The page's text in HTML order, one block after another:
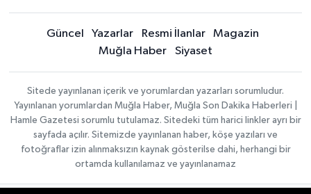
Güncel Yazarlar Resmi İlanlar
Magazin
Muğla Haber
Siyaset
Sitede yayınlanan içerik ve yorumlardan yazarları sorumludur.
Yayınlanan yorumlardan Muğla Haber, Muğla Son Dakika Haberleri |
Hamle Gazetesi sorumlu tutulamaz. Sitedeki tüm harici linkler ayrı bir
sayfada açılır. Sitemizde yayınlanan haber, köşe yazıları ve
fotoğraflar izin alınmaksızın kaynak gösterilse dahi, herhangi bir
ortamda kullanılamaz ve yayınlanamaz